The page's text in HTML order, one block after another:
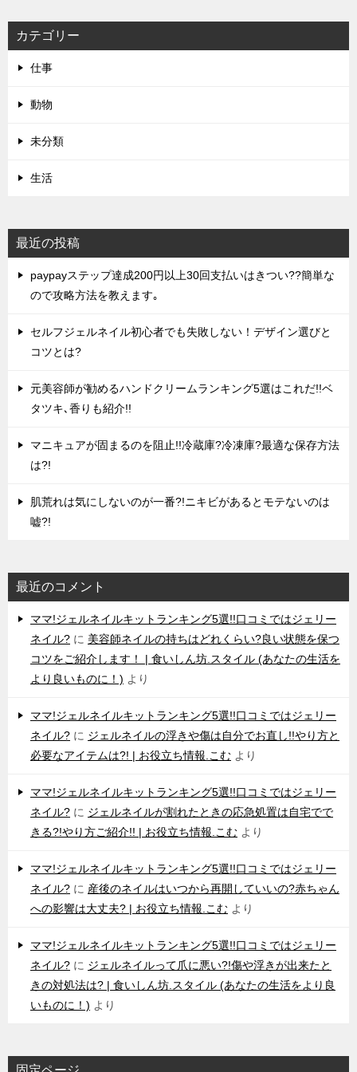
カテゴリー
仕事
動物
未分類
生活
最近の投稿
paypayステップ達成200円以上30回支払いはきつい??簡単な
ので攻略方法を教えます｡
セルフジェルネイル初心者でも失敗しない！デザイン選びと
コツとは?
元美容師が勧めるハンドクリームランキング5選はこれだ!!ベ
タツキ､香りも紹介!!
マニキュアが固まるのを阻止!!冷蔵庫?冷凍庫?最適な保存方法
は?!
肌荒れは気にしないのが一番?!ニキビがあるとモテないのは
嘘?!
最近のコメント
ママ!ジェルネイルキットランキング5選!!口コミではジェリー
ネイル? に 美容師ネイルの持ちはどれくらい?良い状態を保つ
コツをご紹介します！ | 食いしん坊.スタイル (あなたの生活を
より良いものに！) より
ママ!ジェルネイルキットランキング5選!!口コミではジェリー
ネイル? に ジェルネイルの浮きや傷は自分でお直し!!やり方と
必要なアイテムは?! | お役立ち情報.こむ より
ママ!ジェルネイルキットランキング5選!!口コミではジェリー
ネイル? に ジェルネイルが割れたときの応急処置は自宅でで
きる?!やり方ご紹介!! | お役立ち情報.こむ より
ママ!ジェルネイルキットランキング5選!!口コミではジェリー
ネイル? に 産後のネイルはいつから再開していいの?赤ちゃん
への影響は大丈夫? | お役立ち情報.こむ より
ママ!ジェルネイルキットランキング5選!!口コミではジェリー
ネイル? に ジェルネイルって爪に悪い?!傷や浮きが出来たと
きの対処法は? | 食いしん坊.スタイル (あなたの生活をより良
いものに！) より